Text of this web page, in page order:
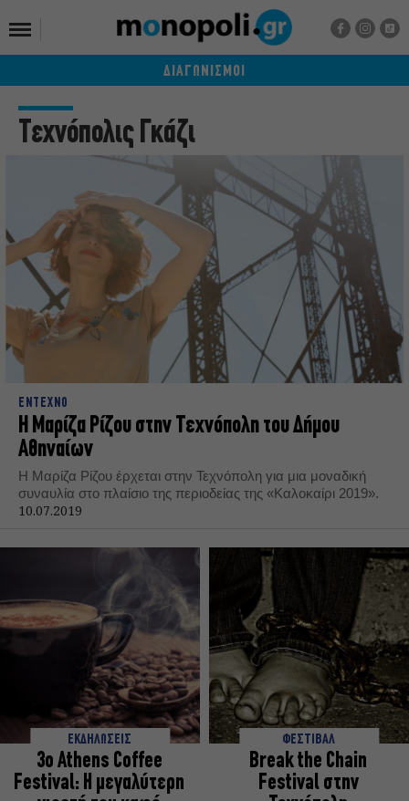
ΔΙΑΓΩΝΙΣΜΟΙ
Τεχνόπολις Γκάζι
ΕΝΤΕΧΝΟ
Η Μαρίζα Ρίζου στην Τεχνόπολη του Δήμου
Αθηναίων
Η Μαρίζα Ρίζου έρχεται στην Τεχνόπολη για μια μοναδική
συναυλία στο πλαίσιο της περιοδείας της «Καλοκαίρι 2019».
10.07.2019
ΕΚΔΗΛΩΣΕΙΣ
3ο Athens Coffee
Festival: Η μεγαλύτερη
ΦΕΣΤΙΒΑΛ
Break the Chain
Festival στην